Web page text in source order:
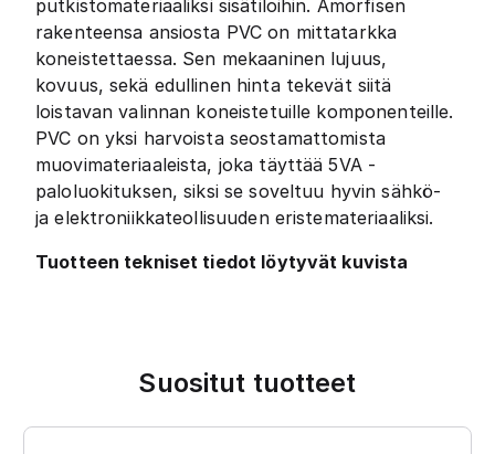
putkistomateriaaliksi sisätiloihin. Amorfisen
rakenteensa ansiosta PVC on mittatarkka
koneistettaessa. Sen mekaaninen lujuus,
kovuus, sekä edullinen hinta tekevät siitä
loistavan valinnan koneistetuille komponenteille.
PVC on yksi harvoista seostamattomista
muovimateriaaleista, joka täyttää 5VA -
paloluokituksen, siksi se soveltuu hyvin sähkö-
ja elektroniikkateollisuuden eristemateriaaliksi.
Tuotteen tekniset tiedot löytyvät kuvista
Suositut tuotteet